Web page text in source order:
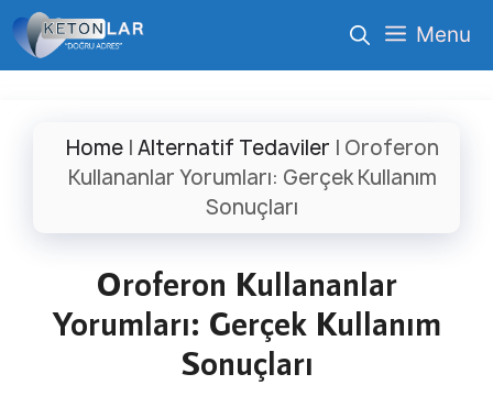
İçeriğe
atla
Menu
Home| Alternatif Tedaviler | Oroferon
Kullananlar Yorumları: Gerçek Kullanım
Sonuçları
Oroferon Kullananlar
Yorumları: Gerçek Kullanım
Sonuçları